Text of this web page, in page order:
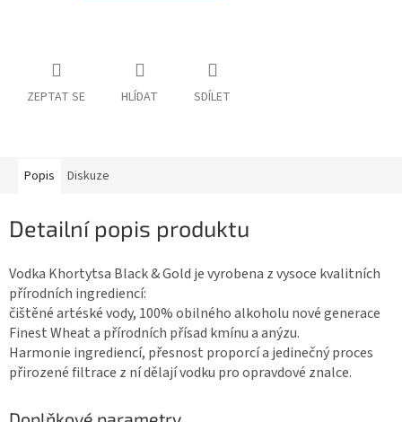
ZEPTAT SE HLÍDAT SDÍLET
Popis Diskuze
Detailní popis produktu
Vodka Khortytsa Black & Gold je vyrobena z vysoce kvalitních
přírodních ingrediencí:
čištěné artéské vody, 100% obilného alkoholu nové generace
Finest Wheat a přírodních přísad kmínu a anýzu.
Harmonie ingrediencí, přesnost proporcí a jedinečný proces
přirozené filtrace z ní dělají vodku pro opravdové znalce.